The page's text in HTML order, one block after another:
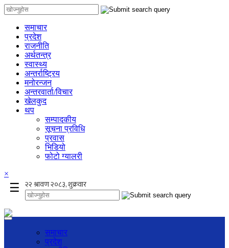
समाचार
प्रदेश
राजनीति
अर्थतन्त्र
स्वास्थ्य
अन्तर्राष्ट्रिय
मनोरन्जन
अन्तरवार्ता/विचार
खेलकुद
थप
सम्पादकीय
सूचना प्रविधि
प्रवास
भिडियो
फोटो ग्यालरी
×
☰
समाचार
प्रदेश